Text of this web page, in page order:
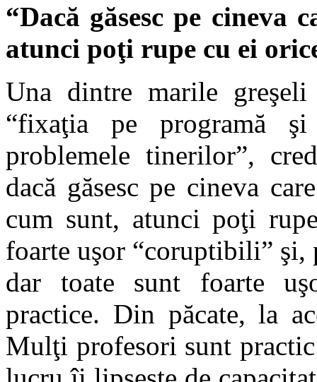
“Dacă găsesc pe cineva
atunci poţi rupe cu ei
Una dintre marile
“fixaţia pe programă şi
problemele tinerilor”,
dacă găsesc pe cineva
cum sunt, atunci poţi
foarte uşor “coruptibili” şi,
dar toate sunt foarte
practice. Din păcate, la
Mulţi profesori sunt